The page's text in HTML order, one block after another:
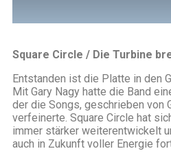
Square Circle / Die Turbine
Entstanden ist die Platte in den
Mit Gary Nagy hatte die Band
der die Songs, geschrieben von
verfeinerte. Square Circle hat
immer stärker weiterentwickelt
auch in Zukunft voller Energie